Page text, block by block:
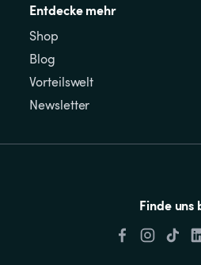
Entdecke mehr
Shop
Blog
Vorteilswelt
Newsletter
Finde uns